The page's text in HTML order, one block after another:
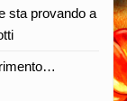
sta provando a